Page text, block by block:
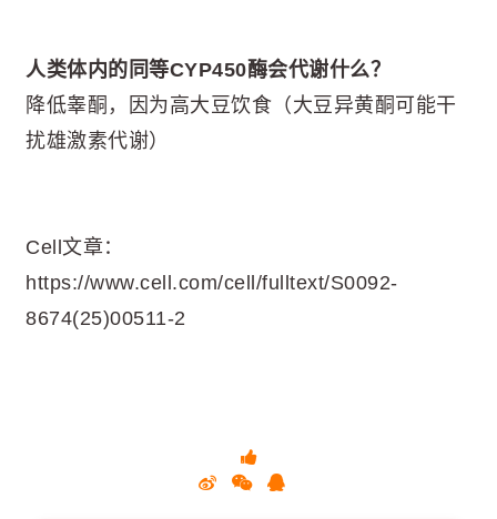
人类体内的同等CYP450酶会代谢什么？
降低睾酮，因为高大豆饮食（大豆异黄酮可能干
扰雄激素代谢）
Cell文章：
https://www.cell.com/cell/fulltext/S0092-
8674(25)00511-2